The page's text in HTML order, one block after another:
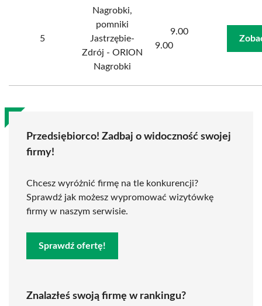
5
Nagrobki,
pomniki
Jastrzębie-
Zdrój - ORION
Nagrobki
9.00
9.00
Przedsiębiorco! Zadbaj o widoczność swojej
firmy!
Chcesz wyróżnić firmę na tle konkurencji?
Sprawdź jak możesz wypromować wizytówkę
firmy w naszym serwisie.
Sprawdź ofertę!
Znalazłeś swoją firmę w rankingu?